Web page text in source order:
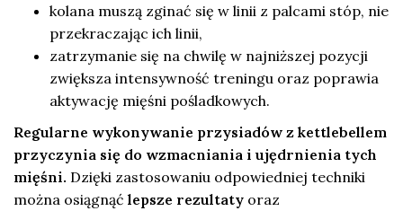
kolana muszą zginać się w linii z palcami stóp, nie
przekraczając ich linii,
zatrzymanie się na chwilę w najniższej pozycji
zwiększa intensywność treningu oraz poprawia
aktywację mięśni pośladkowych.
Regularne wykonywanie przysiadów z kettlebellem
przyczynia się do wzmacniania i ujędrnienia tych
mięśni. Dzięki zastosowaniu odpowiedniej techniki
można osiągnąć lepsze rezultaty oraz